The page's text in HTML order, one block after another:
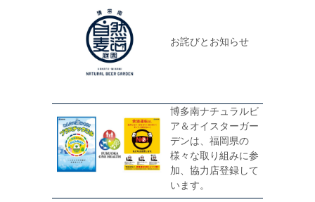
お詫びとお知らせ
博多南ナチュラルビ
ア＆オイスターガー
デンは、福岡県の
様々な取り組みに参
加、協力店登録して
います。